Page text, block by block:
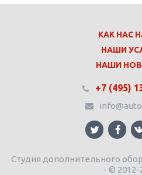
КАК НАС
НАШИ
НАШИ
+7 (495)
Студия дополнительного
- © 2012-